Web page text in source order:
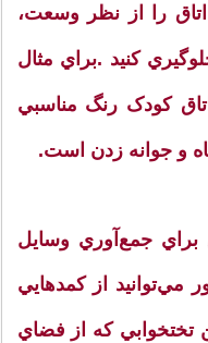
را از نظر وسعت،
كنيد .براي مثال
کودک رنگ مناسبي
و جوانه زدن است.
براي‌ جمع‌‌آوري‌ وسايل‌
مي‌توانيد از كمدهايي‌
تختخوابي‌ كه‌ از فضاي‌